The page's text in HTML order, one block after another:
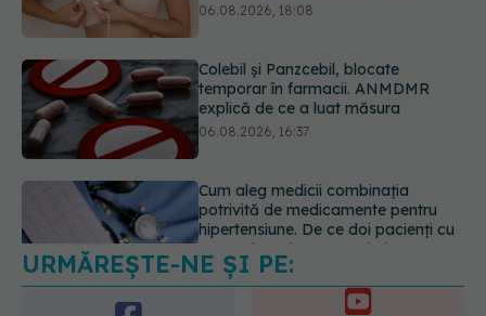
06.08.2026, 16:37
Cum aleg medicii combinația
potrivită de medicamente pentru
hipertensiune. De ce doi pacienți cu
aceeași tensiune pot primi
Mii de angajați din Sănătate ar
putea primi salarii mai mari.
Sindicatele cer schimbarea legii
06.08.2026, 19:26
URMĂREȘTE-NE ȘI PE: